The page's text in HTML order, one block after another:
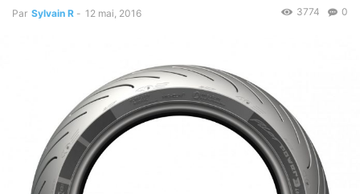
Par Sylvain R - 12 mai, 2016 0
3774